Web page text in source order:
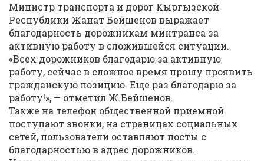
Министр транспорта и дорог Кыргызской
Республики Жанат Бейшенов выражает
благодарность дорожникам минтранса за
активную работу в сложившейся ситуации.
«Всех дорожников благодарю за активную
работу, сейчас в сложное время прошу проявить
гражданскую позицию. Еще раз благодарю за
работу!», — отметил Ж.Бейшенов.
Также на телефон общественной приемной
поступают звонки, на страницах социальных
сетей, пользователи оставляют посты с
благодарностью в адрес дорожников.